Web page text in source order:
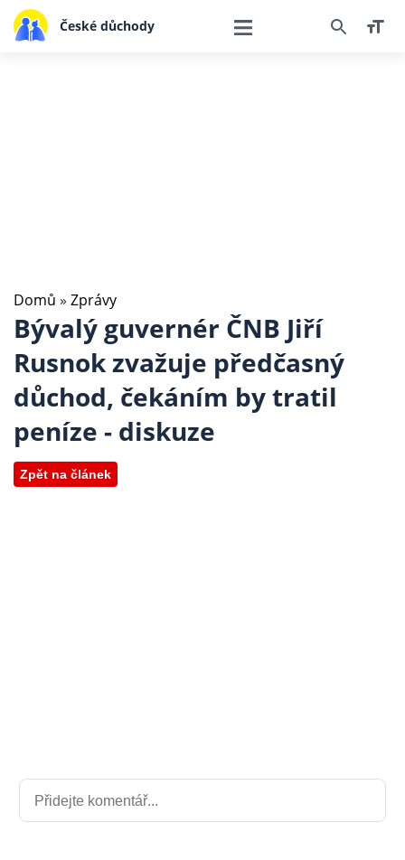
České důchody
Domů » Zprávy
Bývalý guvernér ČNB Jiří
Rusnok zvažuje předčasný
důchod, čekáním by tratil
peníze - diskuze
Zpět na článek